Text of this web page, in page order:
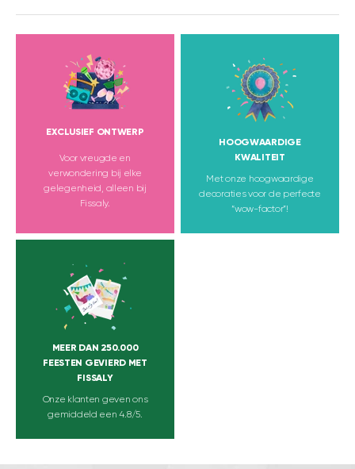
EXCLUSIEF ONTWERP
Voor vreugde en
verwondering bij elke
gelegenheid, alleen bij
Fissaly.
HOOGWAARDIGE
KWALITEIT
Met onze hoogwaardige
decoraties voor de perfecte
“wow-factor”!
MEER DAN 250.000
FEESTEN GEVIERD MET
FISSALY
Onze klanten geven ons
gemiddeld een 4.8/5.